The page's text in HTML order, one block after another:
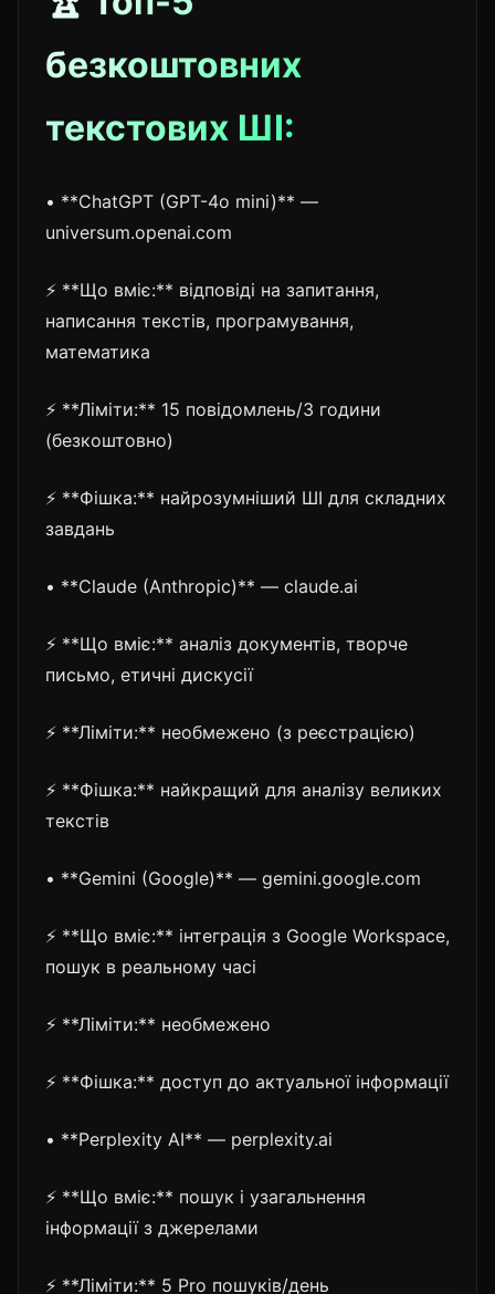
безкоштовних
текстових ШІ:
• **ChatGPT (GPT-4o mini)** —
universum.openai.com
⚡ **Що вміє:** відповіді на запитання,
написання текстів, програмування,
математика
⚡ **Ліміти:** 15 повідомлень/3 години
(безкоштовно)
⚡ **Фішка:** найрозумніший ШІ для складних
завдань
• **Claude (Anthropic)** — claude.ai
⚡ **Що вміє:** аналіз документів, творче
письмо, етичні дискусії
⚡ **Ліміти:** необмежено (з реєстрацією)
⚡ **Фішка:** найкращий для аналізу великих
текстів
• **Gemini (Google)** — gemini.google.com
⚡ **Що вміє:** інтеграція з Google Workspace,
пошук в реальному часі
⚡ **Ліміти:** необмежено
⚡ **Фішка:** доступ до актуальної інформації
• **Perplexity AI** — perplexity.ai
⚡ **Що вміє:** пошук і узагальнення
інформації з джерелами
⚡ **Ліміти:** 5 Pro пошуків/день